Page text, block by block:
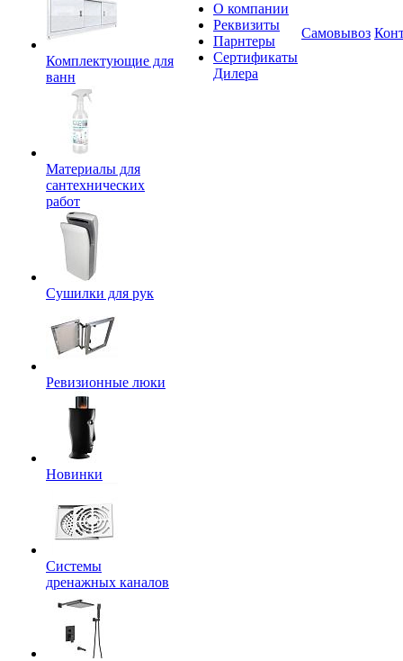
Комплектующие для
ванн
Материалы для
сантехнических
работ
Сушилки для рук
Ревизионные люки
Новинки
Системы
дренажных каналов
О компании
Реквизиты
Парнтеры
Сертификаты
Дилера
Самовывоз